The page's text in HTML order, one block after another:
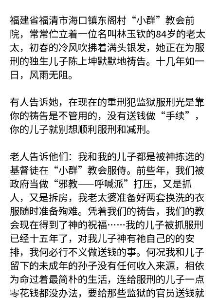
福建省福清市海口镇东阁村“小群”教会前
院，常常伫立着一位名叫林玉钦的84岁的老太
太，初春的冷风吹拂着满头银发，她正在为服
刑的独生儿子陈上坤默默地祷告。十几年如一
日，风雨无阻。
有人告诉她，在现在的重刑犯监狱服刑光是靠
你的祷告是不管用的，没有送钱做“手续”，
你的儿子就别想顺利服刑和减刑。
老人告诉他们：我和我的儿子都是被神拣选的
基督徒在“小群”教会服侍。前些年，我们被
政府当做“邪教——呼喊派”打压，又是抓
人，又是拆房，我老太婆准备好两套换洗的衣
服随时准备殉难。凭着我们的祷告，我们的教
会现在得到了神的祝福……我的儿子被抓服刑
已经十五年了，对我儿子神有祂自己的的安
排，我何必行不义做送钱的事。何况我和儿子
留下的未成年的孙子没有任何收入来源，相依
为命过着最简朴的生活，连给服刑的儿子一点
零花钱都没办法，要给那些监狱的官员送钱就